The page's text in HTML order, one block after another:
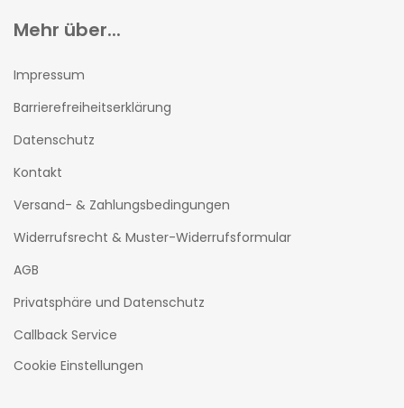
Mehr über...
Impressum
Barrierefreiheitserklärung
Datenschutz
Kontakt
Versand- & Zahlungsbedingungen
Widerrufsrecht & Muster-Widerrufsformular
AGB
Privatsphäre und Datenschutz
Callback Service
Cookie Einstellungen